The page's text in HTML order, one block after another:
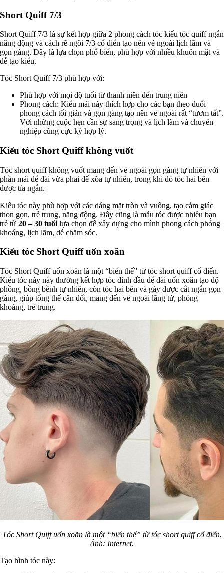
Short Quiff 7/3
Short Quiff 7/3 là sự kết hợp giữa 2 phong cách tóc kiểu tóc quiff ngắn
năng động và cách rẽ ngôi 7/3 cổ điển tạo nên vẻ ngoài lịch lãm và
gọn gàng. Đây là lựa chọn phổ biến, phù hợp với nhiều khuôn mặt và
dễ tạo kiểu.
Tóc Short Quiff 7/3 phù hợp với:
Phù hợp với mọi độ tuổi từ thanh niên đến trung niên
Phong cách: Kiểu mái này thích hợp cho các bạn theo đuổi
phong cách tối giản và gọn gàng tạo nên vẻ ngoài rất “tươm tất”.
Với những cuộc hẹn cần sự sang trọng và lịch lãm và chuyên
nghiệp cũng cực kỳ hợp lý.
Kiểu tóc Short Quiff không vuốt
Tóc short quiff không vuốt mang đến vẻ ngoài gọn gàng tự nhiên với
phần mái để dài vừa phải để xõa tự nhiên, trong khi đó tóc hai bên
được tỉa ngắn.
Kiểu tóc này phù hợp với các dáng mặt tròn và vuông, tạo cảm giác
thon gọn, trẻ trung, năng động. Đây cũng là mẫu tóc được nhiều bạn
trẻ từ 20 – 30 tuổi lựa chọn để xây dựng cho mình phong cách phóng
khoáng, lịch lãm, dễ chăm sóc.
Kiểu tóc Short Quiff uốn xoăn
Tóc Short Quiff uốn xoăn là một “biến thể” từ tóc short quiff cổ điển.
Kiểu tóc này này thường kết hợp tóc đỉnh đầu để dài uốn xoăn tạo độ
phồng, bồng bềnh tự nhiên, còn tóc hai bên và gáy được cắt ngắn gọn
gàng, giúp tổng thể cân đối, mang đến vẻ ngoài lãng tử, phóng
khoáng, trẻ trung.
Tóc Short Quiff uốn xoăn là một “biến thể” từ tóc short quiff cổ điển.
Ảnh: Internet.
Tạo hình tóc này: